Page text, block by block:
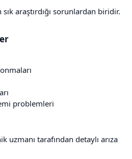
sık araştırdığı sorunlardan biridir.
problemleri
uzmanı tarafından detaylı arıza